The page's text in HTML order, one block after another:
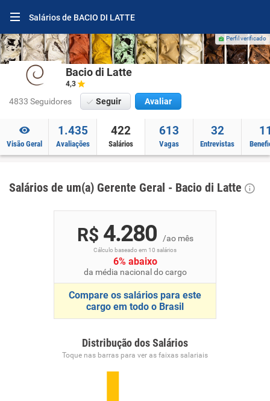
Salários de BACIO DI LATTE
Perfil verificado
Bacio di Latte
4,3
4833 Seguidores Seguir Avaliar
Visão Geral
1.435
Avaliações
422
Salários
613
Vagas
32
Entrevistas
Salários de um(a) Gerente Geral - Bacio di Latte
R$ 4.280 /ao mês
Cálculo baseado em 10 salários
6% abaixo
da média nacional do cargo
Compare os salários para este
cargo em todo o Brasil
Distribução dos Salários
Toque nas barras para ver as faixas salariais